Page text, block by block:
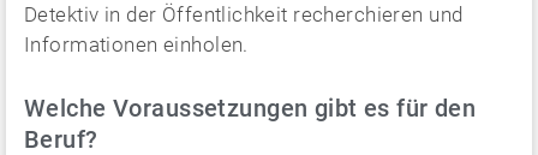
Detektiv in der Öffentlichkeit recherchieren und
Informationen einholen.
Welche Voraussetzungen gibt es für den
Beruf?